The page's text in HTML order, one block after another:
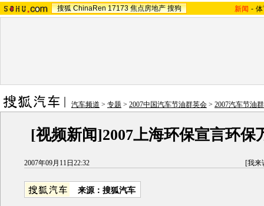
搜狐 ChinaRen 17173 焦点房地产 搜狗 新闻 -
汽车频道 > 专题 > 2007中国汽车节油群英会 > 2007汽车节油
[视频新闻]2007上海环保宣言环保
2007年09月11日22:32 [我来
来源：搜狐汽车